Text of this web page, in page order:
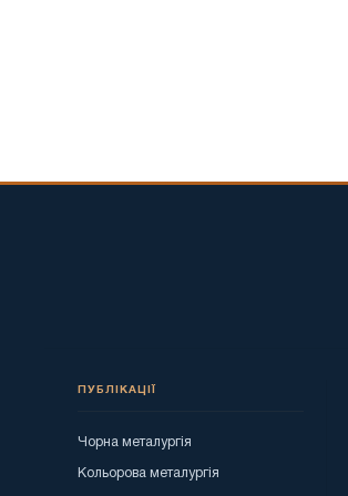
ПУБЛІКАЦІЇ
Чорна металургія
Кольорова металургія